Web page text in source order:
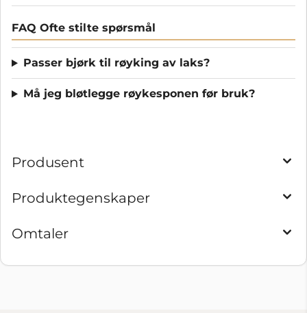
FAQ Ofte stilte spørsmål
Passer bjørk til røyking av laks?
Må jeg bløtlegge røykesponen før bruk?
Produsent
Produktegenskaper
Omtaler